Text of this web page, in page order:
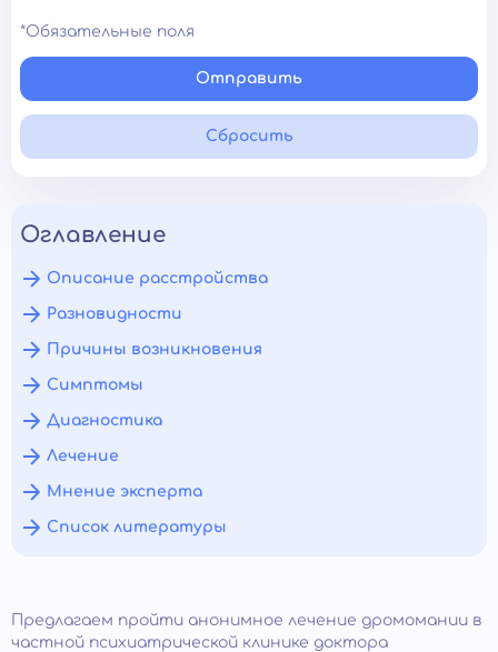
*Обязательные поля
Отправить
Сбросить
Оглавление
Описание расстройства
Разновидности
Причины возникновения
Симптомы
Диагностика
Лечение
Мнение эксперта
Список литературы
Предлагаем пройти анонимное лечение дромомании в
частной психиатрической клинике доктора